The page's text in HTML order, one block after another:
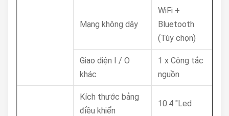
Mạng không dây
WiFi +
Bluetooth
(Tùy chọn)
Giao diện I / O
khác
1 x Công tắc
nguồn
Kích thước bảng
điều khiển
10.4 "Led